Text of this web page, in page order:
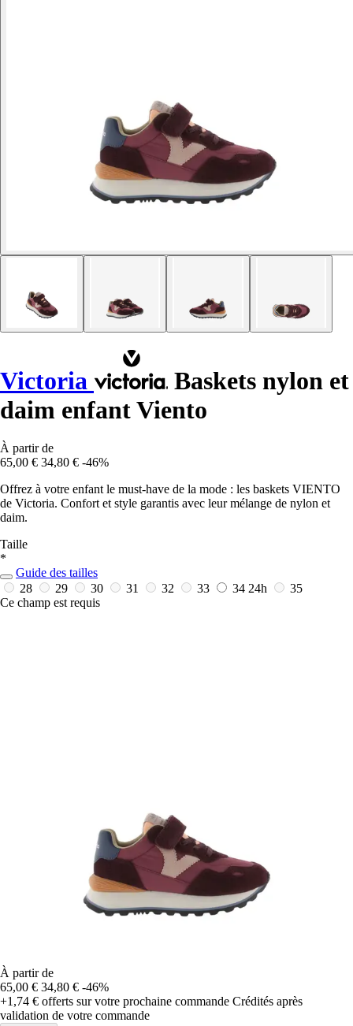
Victoria
Baskets nylon et
daim enfant Viento
À partir de
65,00 € 34,80 € -46%
Offrez à votre enfant le must-have de la mode : les baskets VIENTO
de Victoria. Confort et style garantis avec leur mélange de nylon et
daim.
Taille
*
Guide des tailles
28
29 30 31 32 33 34 24h
35
Ce champ est requis
À partir de
65,00 € 34,80 € -46%
+1,74 € offerts sur votre prochaine commande Crédités après
validation de votre commande